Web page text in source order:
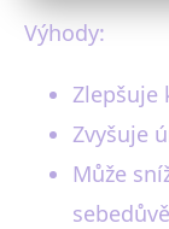
Výhody:
Zlepšuje
Zvyšuje
Může